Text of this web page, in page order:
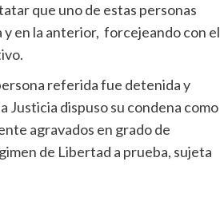
que uno de estas personas
y en la anterior, forcejeando con el
referida fue detenida y
Justicia dispuso su condena como
agravados en grado de
de Libertad a prueba, sujeta